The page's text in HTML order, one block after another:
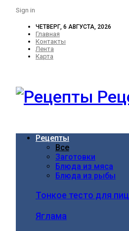
Sign in
ЧЕТВЕРГ, 6 АВГУСТА, 2026
Главная
Контакты
Лента
Карта
Рецепты
Все
Заготовки
Блюда из мяса
Блюда из рыбы
Тонкое тесто для
Яглама